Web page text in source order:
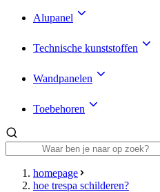
Alupanel
Technische kunststoffen
Wandpanelen
Toebehoren
homepage
hoe trespa schilderen?